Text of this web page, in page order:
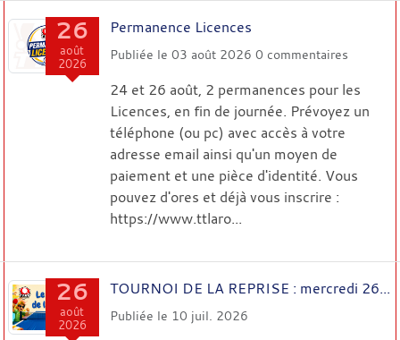
26
août
2026
Permanence Licences
Publiée le 03 août 2026 0 commentaires
24 et 26 août, 2 permanences pour les
Licences, en fin de journée. Prévoyez un
téléphone (ou pc) avec accès à votre
adresse email ainsi qu'un moyen de
paiement et une pièce d'identité. Vous
pouvez d'ores et déjà vous inscrire :
https://www.ttlaro...
26
août
2026
TOURNOI DE LA REPRISE : mercredi 26...
Publiée le 10 juil. 2026